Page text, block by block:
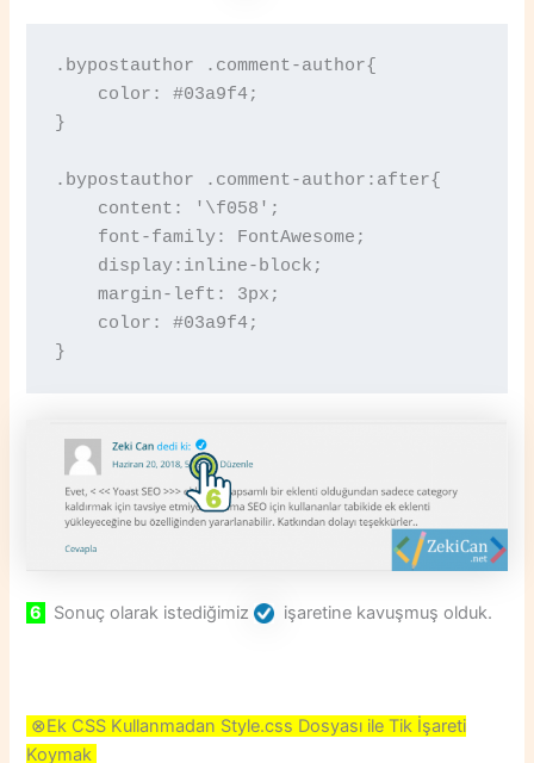
.bypostauthor .comment-author{
    color: #03a9f4;
}
.bypostauthor .comment-author:after{
    content: '\f058';
    font-family: FontAwesome;
    display:inline-block;
    margin-left: 3px;
    color: #03a9f4;
}
6 Sonuç olarak istediğimiz işaretine kavuşmuş olduk.
⊗Ek CSS Kullanmadan Style.css Dosyası ile Tik İşareti
Koymak